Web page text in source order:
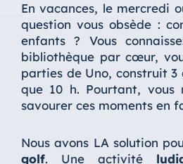
En vacances, le mercredi
question vous obsède :
enfants ? Vous
bibliothèque par cœur,
parties de Uno, construit 3
que 10 h. Pourtant, vous
savourer ces moments en
Nous avons LA solution
golf. Une activité